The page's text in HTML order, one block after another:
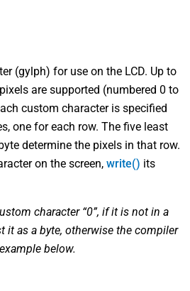
(gylph) for use on the LCD. Up to
are supported (numbered 0 to
custom character is specified
one for each row. The five least
determine the pixels in that row.
on the screen, write() its
character “0”, if it is not in a
it as a byte, otherwise the compiler
below.